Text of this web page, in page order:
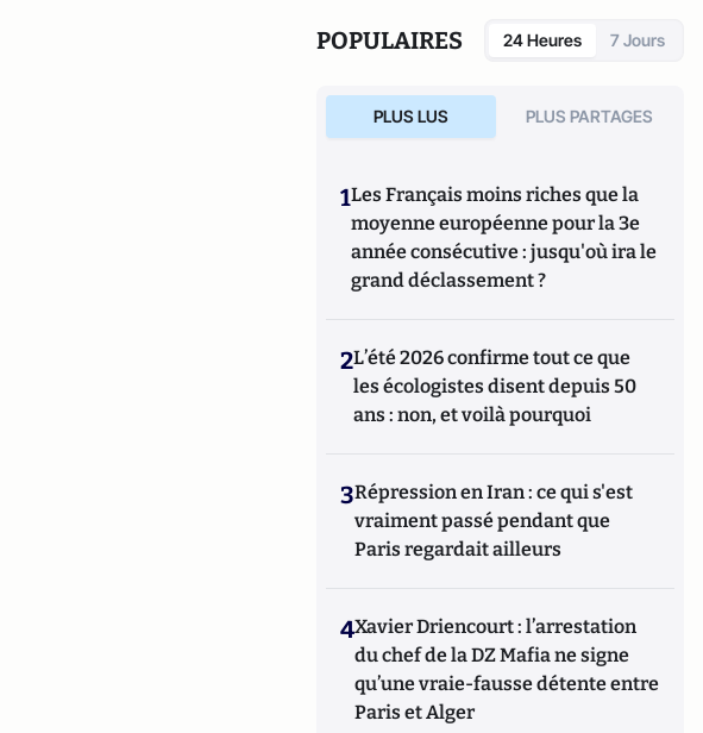
POPULAIRES 24 Heures 7 Jours
PLUS LUS PLUS PARTAGES
1Les Français moins riches que la
moyenne européenne pour la 3e
année consécutive : jusqu'où ira le
grand déclassement ?
2L’été 2026 confirme tout ce que
les écologistes disent depuis 50
ans : non, et voilà pourquoi
3Répression en Iran : ce qui s'est
vraiment passé pendant que
Paris regardait ailleurs
4Xavier Driencourt : l’arrestation
du chef de la DZ Mafia ne signe
qu’une vraie-fausse détente entre
Paris et Alger